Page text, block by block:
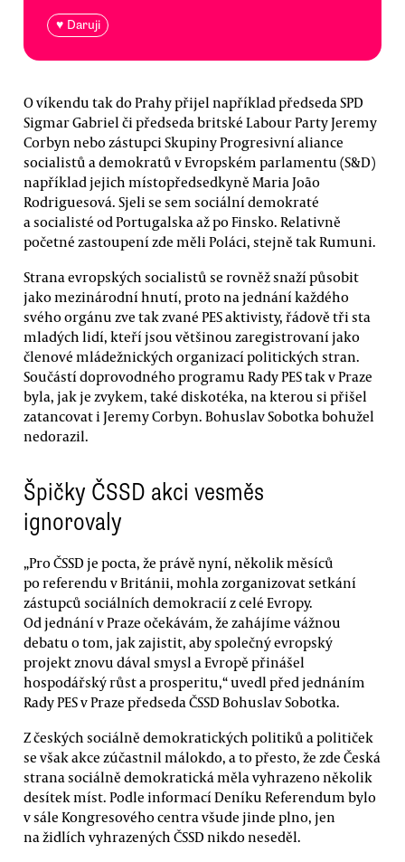
♥ Daruji
O víkendu tak do Prahy přijel například předseda SPD
Sigmar Gabriel či předseda britské Labour Party Jeremy
Corbyn nebo zástupci Skupiny Progresivní aliance
socialistů a demokratů v Evropském parlamentu (S&D)
například jejich místopředsedkyně Maria João
Rodriguesová. Sjeli se sem sociální demokraté
a socialisté od Portugalska až po Finsko. Relativně
početné zastoupení zde měli Poláci, stejně tak Rumuni.
Strana evropských socialistů se rovněž snaží působit
jako mezinárodní hnutí, proto na jednání každého
svého orgánu zve tak zvané PES aktivisty, řádově tři sta
mladých lidí, kteří jsou většinou zaregistrovaní jako
členové mládežnických organizací politických stran.
Součástí doprovodného programu Rady PES tak v Praze
byla, jak je zvykem, také diskotéka, na kterou si přišel
zatancovat i Jeremy Corbyn. Bohuslav Sobotka bohužel
nedorazil.
Špičky ČSSD akci vesměs
ignorovaly
„Pro ČSSD je pocta, že právě nyní, několik měsíců
po referendu v Británii, mohla zorganizovat setkání
zástupců sociálních demokracií z celé Evropy.
Od jednání v Praze očekávám, že zahájíme vážnou
debatu o tom, jak zajistit, aby společný evropský
projekt znovu dával smysl a Evropě přinášel
hospodářský růst a prosperitu,“ uvedl před jednáním
Rady PES v Praze předseda ČSSD Bohuslav Sobotka.
Z českých sociálně demokratických politiků a političek
se však akce zúčastnil málokdo, a to přesto, že zde Česká
strana sociálně demokratická měla vyhrazeno několik
desítek míst. Podle informací Deníku Referendum bylo
v sále Kongresového centra všude jinde plno, jen
na židlích vyhrazených ČSSD nikdo neseděl.